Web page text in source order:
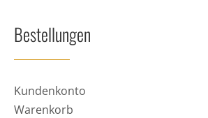
Bestellungen
Kundenkonto
Warenkorb